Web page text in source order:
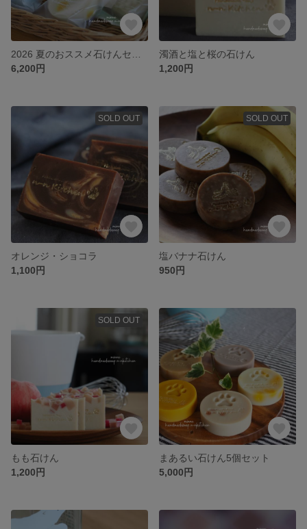
6,200円
濁酒と塩と桜の石けん
1,200円
SOLD OUT
オレンジ・ショコラ
1,100円
SOLD OUT
塩バナナ石けん
950円
SOLD OUT
もも石けん
1,200円
まあるい石けん5個セット
5,000円